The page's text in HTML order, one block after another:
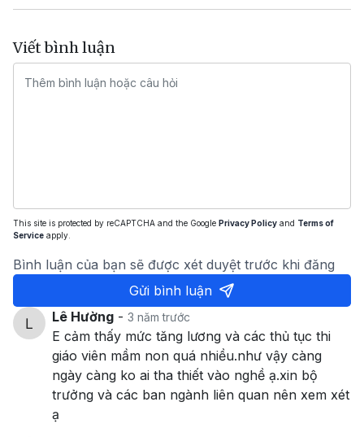
Viết bình luận
This site is protected by reCAPTCHA and the Google Privacy Policy and Terms of
Service apply.
Bình luận của bạn sẽ được xét duyệt trước khi đăng
Gửi bình luận
Lê Hường - 3 năm trước
E cảm thấy mức tăng lương và các thủ tục thi
giáo viên mầm non quá nhiều.như vậy càng
ngày càng ko ai tha thiết vào nghề ạ.xin bộ
trưởng và các ban ngành liên quan nên xem xét
ạ